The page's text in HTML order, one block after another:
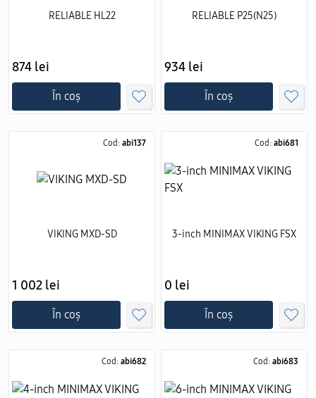
RELIABLE HL22
874 lei
În coș
RELIABLE P25(N25)
934 lei
În coș
Cod: abi137
VIKING MXD-SD
1 002 lei
În coș
Cod: abi681
3-inch MINIMAX VIKING FSX
0 lei
În coș
Cod: abi682 Cod: abi683